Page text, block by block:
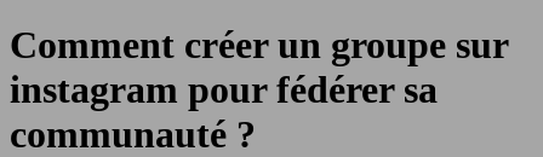
Comment créer un groupe sur
instagram pour fédérer sa
communauté ?